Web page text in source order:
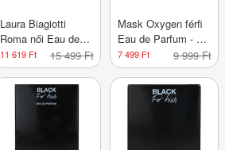
Laura Biagiotti
Roma női Eau de
Toilette - 25 ml
11 619 Ft 15 499 Ft
Mask Oxygen férfi
Eau de Parfum - 50
ml
7 499 Ft 9 999 Ft